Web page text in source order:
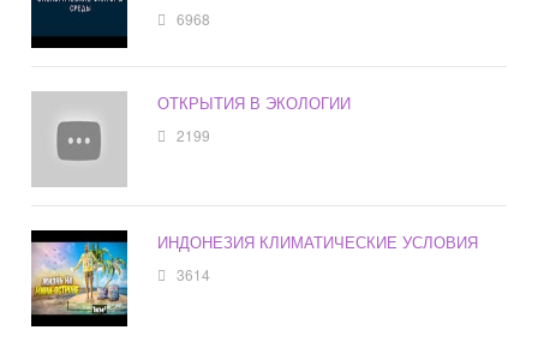
6968
ОТКРЫТИЯ В ЭКОЛОГИИ
2199
ИНДОНЕЗИЯ КЛИМАТИЧЕСКИЕ УСЛОВИЯ
3614